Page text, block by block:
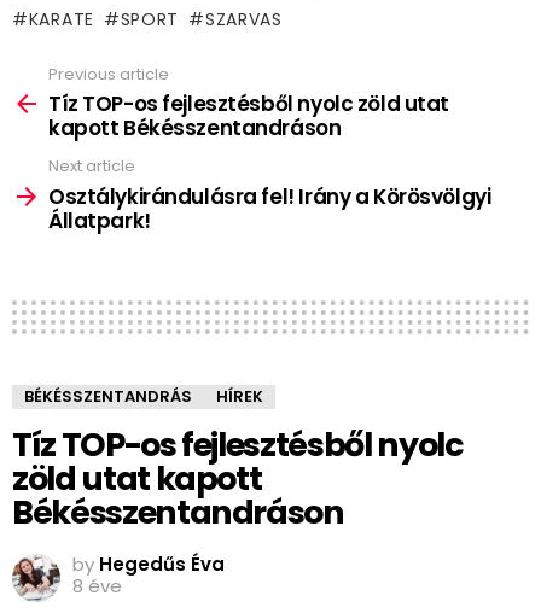
KARATE SPORT SZARVAS
more
Previous article
Tíz TOP-os fejlesztésből nyolc zöld utat
kapott Békésszentandráson
Next article
Osztálykirándulásra fel! Irány a Körösvölgyi
Állatpark!
BÉKÉSSZENTANDRÁS HÍREK
Tíz TOP-os fejlesztésből nyolc
zöld utat kapott
Békésszentandráson
by Hegedűs Éva
8 éve